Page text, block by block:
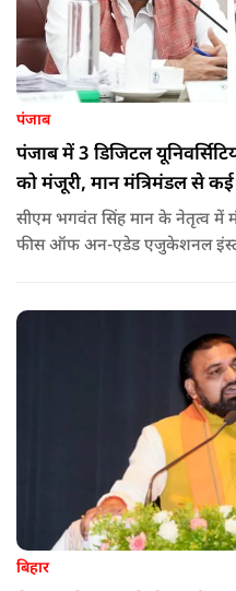
पंजाब
पंजाब में 3 डिजिटल
को मंजूरी, मान मंत्रिमंडल से कई
सीएम भगवंत सिंह मान के नेतृत्व में
फीस ऑफ अन-एडेड एजुकेशनल
अन्य प्रस्तावों को भी मंजूरी दी गई है.
बिहार